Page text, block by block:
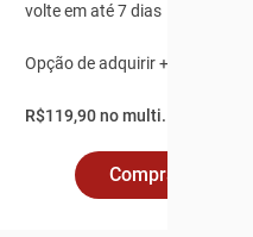
volte em até 7 dias
Opção de adquirir + 2 pontos
R$119,90 no multi.
Comprar Online